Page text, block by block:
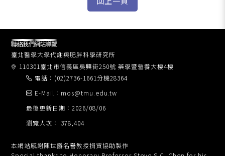
臺北醫學大學代謝與肥胖科學研究所
110301臺北市信義區吳興街250號 藥學暨營養大樓4樓
電話：(02)2736-1661分機28364
瀏覽人次： 378,404
E-Mail：mos@tmu.edu.tw
最後更新日期：2026/08/06
聯絡我們網站導覽
本網站感謝陳世爵名譽教授捐資協助製作